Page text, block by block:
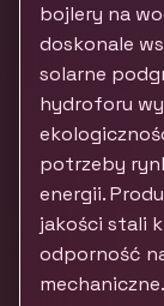
bojlery na
doskonale
solarne
hydroforu
potrzeby
energii.
jakości stali
odporność
mechaniczne.